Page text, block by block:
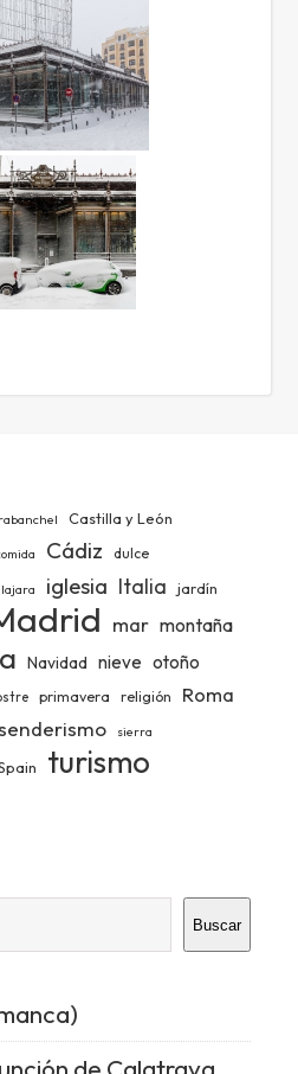
Castilla y León
Cádiz dulce
iglesia Italia jardín
mar montaña
Navidad nieve otoño
primavera religión Roma
sierra
turismo
Buscar